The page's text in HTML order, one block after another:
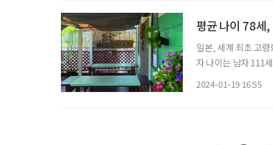
평균 나이 78세,
일본, 세계 최초 고
자 나이는 남자 111
2024-01-19 16:55